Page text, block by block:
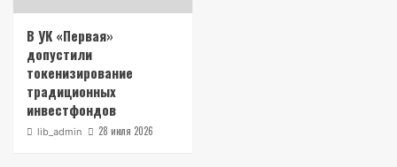
В УК «Первая»
допустили
токенизирование
традиционных
инвестфондов
lib_admin 28 июля 2026